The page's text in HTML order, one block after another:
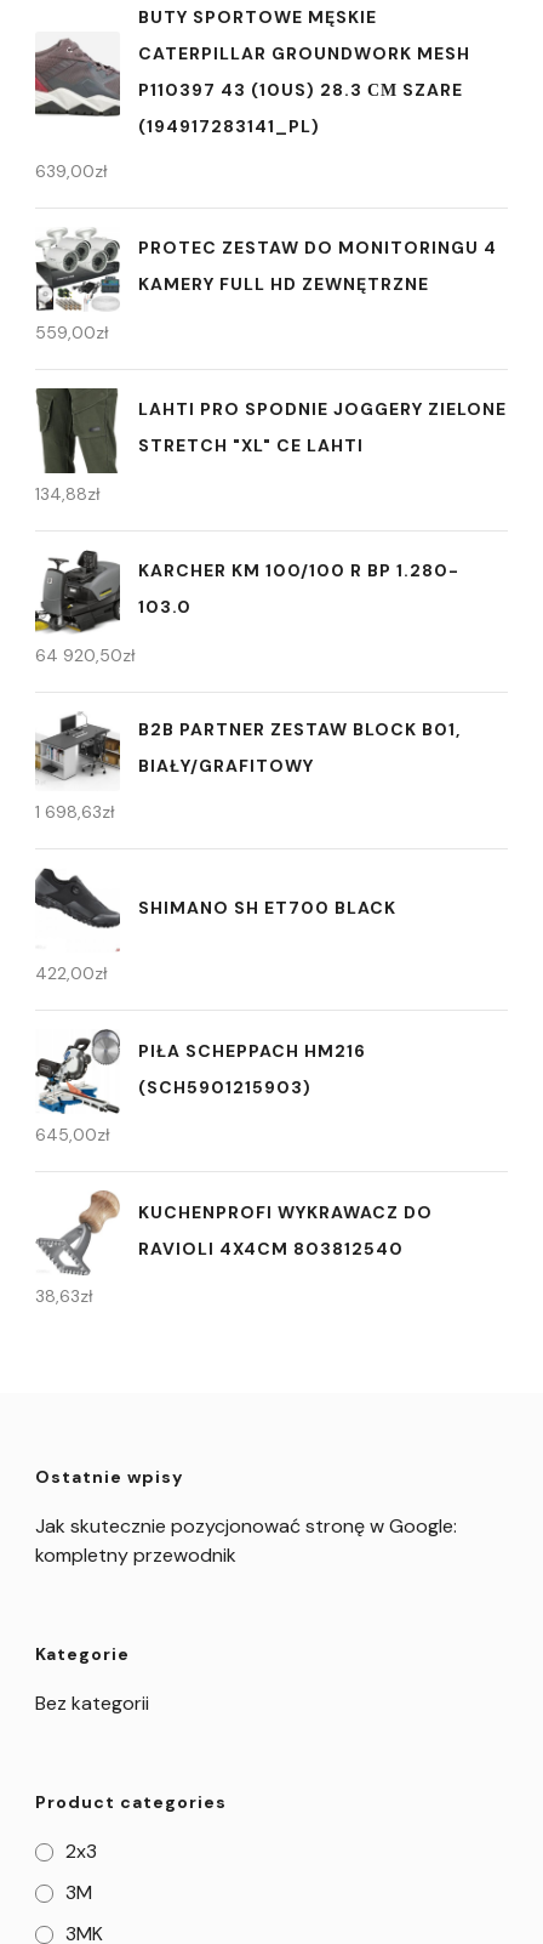
BUTY SPORTOWE MĘSKIE
CATERPILLAR GROUNDWORK MESH
P110397 43 (10US) 28.3 СМ SZARE
(194917283141_PL)
639,00zł
PROTEC ZESTAW DO MONITORINGU 4
KAMERY FULL HD ZEWNĘTRZNE
559,00zł
LAHTI PRO SPODNIE JOGGERY ZIELONE
STRETCH "XL" CE LAHTI
134,88zł
KARCHER KM 100/100 R BP 1.280-
103.0
64 920,50zł
B2B PARTNER ZESTAW BLOCK B01,
BIAŁY/GRAFITOWY
1 698,63zł
SHIMANO SH ET700 BLACK
422,00zł
PIŁA SCHEPPACH HM216
(SCH5901215903)
645,00zł
KUCHENPROFI WYKRAWACZ DO
RAVIOLI 4X4CM 803812540
38,63zł
Ostatnie wpisy
Jak skutecznie pozycjonować stronę w Google:
kompletny przewodnik
Kategorie
Bez kategorii
Product categories
2x3
3M
3MK